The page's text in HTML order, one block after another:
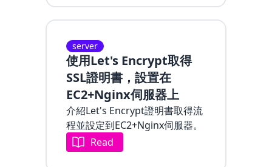
server
使用Let's Encrypt取得
SSL證明書，設置在
EC2+Nginx伺服器上
介紹Let's Encrypt證明書取得流
程並設定到EC2+Nginx伺服器。
Read